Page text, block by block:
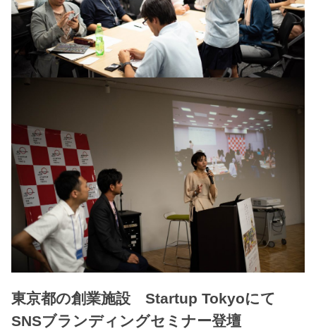
東京都の創業施設 Startup Tokyoにて
SNSブランディングセミナー登壇